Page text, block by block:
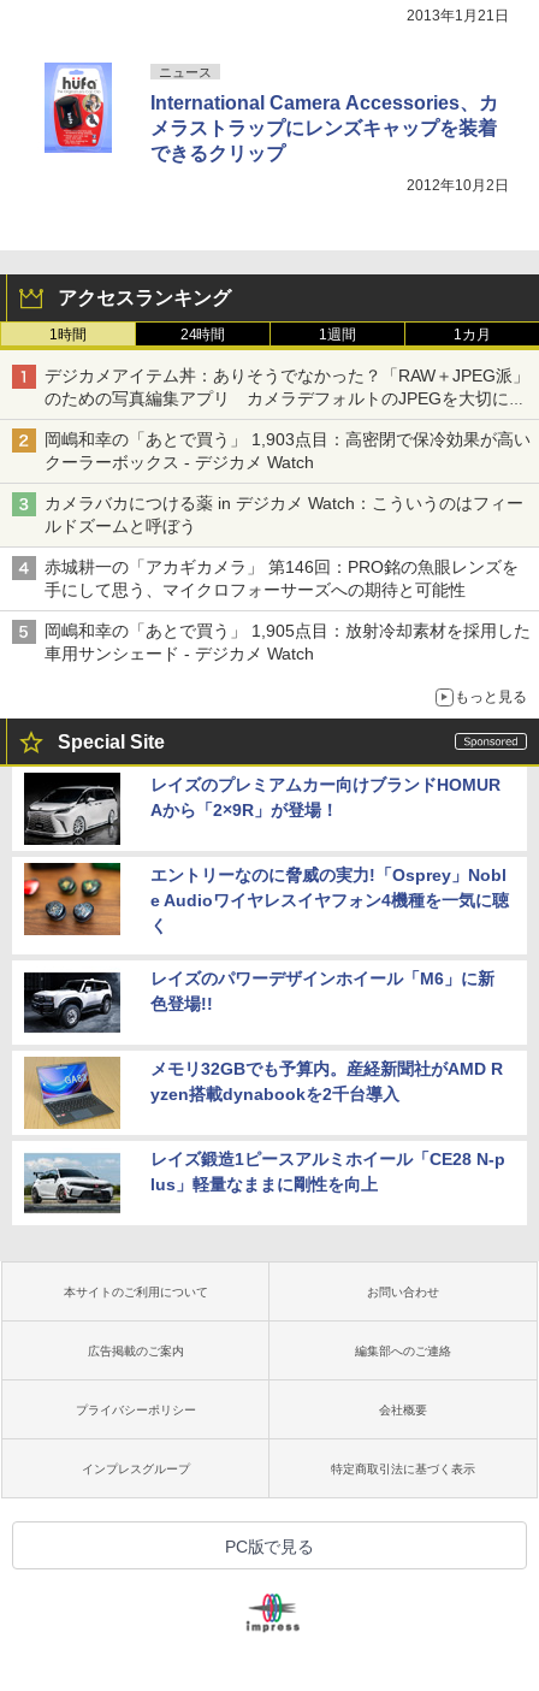
2013年1月21日
ニュース
International Camera Accessories、カ
メラストラップにレンズキャップを装着
できるクリップ
2012年10月2日
アクセスランキング
1時間 24時間 1週間 1カ月
デジカメアイテム丼：ありそうでなかった？「RAW＋JPEG派」
のための写真編集アプリ カメラデフォルトのJPEGを大切にす
る「Filmator」
岡嶋和幸の「あとで買う」 1,903点目：高密閉で保冷効果が高い
クーラーボックス - デジカメ Watch
カメラバカにつける薬 in デジカメ Watch：こういうのはフィー
ルドズームと呼ぼう
赤城耕一の「アカギカメラ」 第146回：PRO銘の魚眼レンズを
手にして思う、マイクロフォーサーズへの期待と可能性
岡嶋和幸の「あとで買う」 1,905点目：放射冷却素材を採用した
車用サンシェード - デジカメ Watch
もっと見る
Special Site
レイズのプレミアムカー向けブランドHOMUR
Aから「2×9R」が登場！
エントリーなのに脅威の実力!「Osprey」Nobl
e Audioワイヤレスイヤフォン4機種を一気に聴
く
レイズのパワーデザインホイール「M6」に新
色登場!!
メモリ32GBでも予算内。産経新聞社がAMD R
yzen搭載dynabookを2千台導入
レイズ鍛造1ピースアルミホイール「CE28 N-p
lus」軽量なままに剛性を向上
本サイトのご利用について お問い合わせ
広告掲載のご案内 編集部へのご連絡
プライバシーポリシー 会社概要
インプレスグループ 特定商取引法に基づく表示
PC版で見る